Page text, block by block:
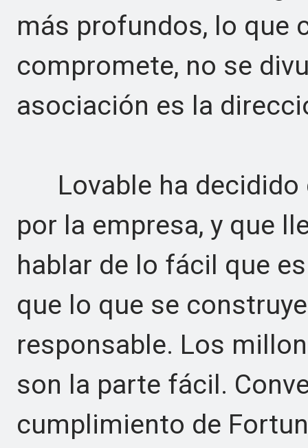
más profundos, lo que
compromete, no se
asociación es la
Lovable ha decidido
por la empresa, y que
hablar de lo fácil que
que lo que se
responsable. Los
son la parte fácil.
cumplimiento de